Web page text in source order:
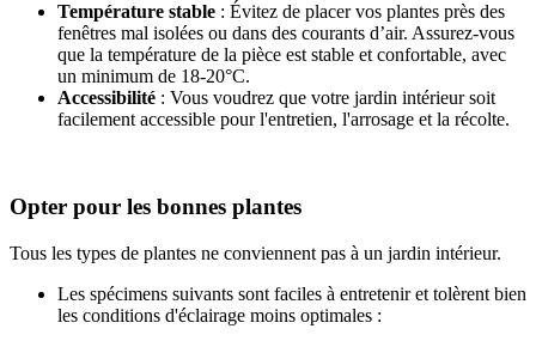
Température stable : Évitez de placer vos plantes près des
fenêtres mal isolées ou dans des courants d’air. Assurez-vous
que la température de la pièce est stable et confortable, avec
un minimum de 18-20°C.
Accessibilité : Vous voudrez que votre jardin intérieur soit
facilement accessible pour l'entretien, l'arrosage et la récolte.
Opter pour les bonnes plantes
Tous les types de plantes ne conviennent pas à un jardin intérieur.
Les spécimens suivants sont faciles à entretenir et tolèrent bien
les conditions d'éclairage moins optimales :